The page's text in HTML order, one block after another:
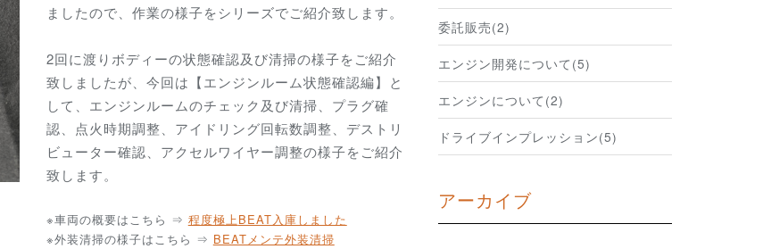
ましたので、作業の様子をシリーズでご紹介致します。
2回に渡りボディーの状態確認及び清掃の様子をご紹介
致しましたが、今回は【エンジンルーム状態確認編】と
して、エンジンルームのチェック及び清掃、プラグ確
認、点火時期調整、アイドリング回転数調整、デストリ
ビューター確認、アクセルワイヤー調整の様子をご紹介
致します。
※車両の概要はこちら ⇒ 程度極上BEAT入庫しました
※外装清掃の様子はこちら ⇒ BEATメンテ外装清掃
委託販売(2)
エンジン開発について(5)
エンジンについて(2)
ドライブインプレッション(5)
アーカイブ